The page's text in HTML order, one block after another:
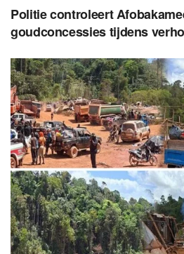
Politie controleert
goudconcessies tijdens